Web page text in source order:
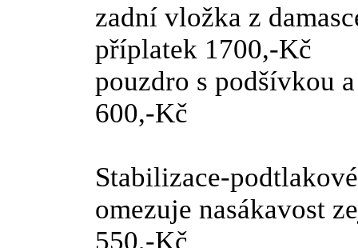
zadní vložka z
příplatek 1700,-Kč
pouzdro s
600,-Kč
Stabilizace-
omezuje
550,-Kč